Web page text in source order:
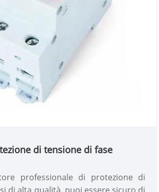
di tensione di fase
professionale di protezione di